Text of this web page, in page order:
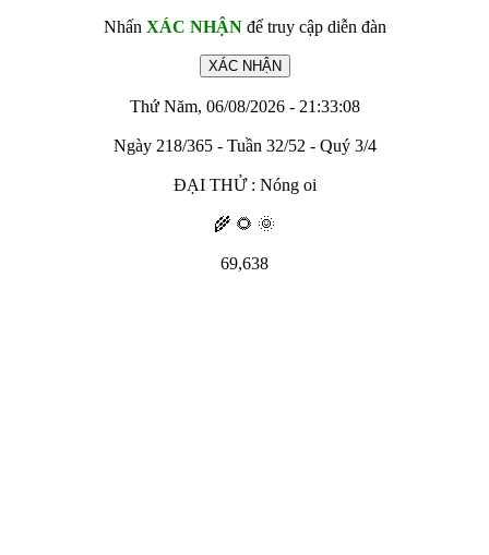
Nhấn XÁC NHẬNđể truy cập diễn đàn
Thứ Năm, 06/08/2026 - 21:33:08
Ngày 218/365 - Tuần 32/52 - Quý 3/4
ĐẠI THỬ : Nóng oi
🌾 🌻 🌞
69,638